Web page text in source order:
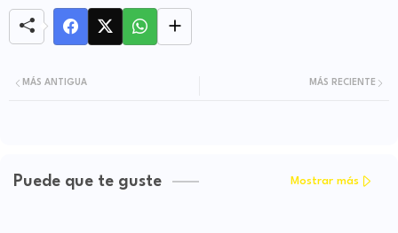
MÁS RECIENTE
MÁS ANTIGUA
Puede que te guste Mostrar más